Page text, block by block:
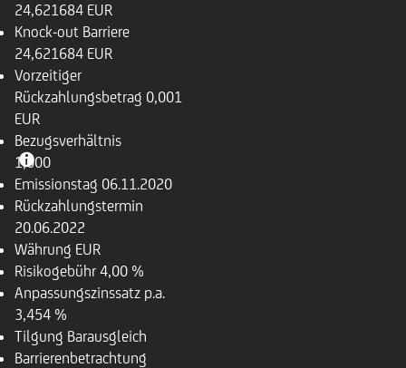
24,621684 EUR
Knock-out Barriere
24,621684 EUR
Vorzeitiger
Rückzahlungsbetrag 0,001
EUR
Bezugsverhältnis
1,000
Emissionstag 06.11.2020
Rückzahlungstermin
20.06.2022
Währung EUR
Risikogebühr 4,00 %
Anpassungszinssatz p.a.
3,454 %
Tilgung Barausgleich
Barrierenbetrachtung